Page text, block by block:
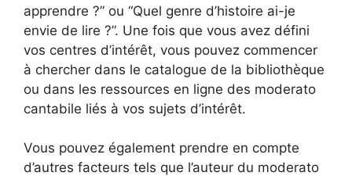
apprendre ?” ou “Quel genre d’histoire ai-je
envie de lire ?”. Une fois que vous avez défini
vos centres d’intérêt, vous pouvez commencer
à chercher dans le catalogue de la bibliothèque
ou dans les ressources en ligne des moderato
cantabile liés à vos sujets d’intérêt.
Vous pouvez également prendre en compte
d’autres facteurs tels que l’auteur du moderato